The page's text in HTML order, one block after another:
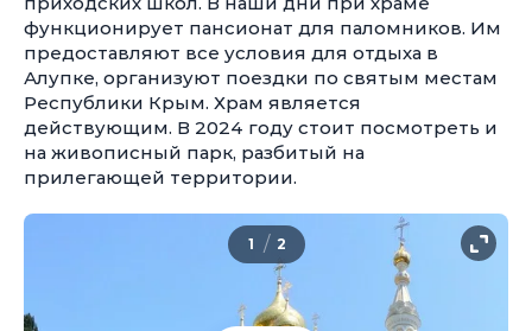
функционирует пансионат для паломников. Им
предоставляют все условия для отдыха в
Алупке, организуют поездки по святым местам
Республики Крым. Храм является
действующим. В 2024 году стоит посмотреть и
на живописный парк, разбитый на
прилегающей территории.
1 / 2